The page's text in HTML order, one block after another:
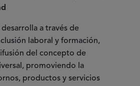
a través de
laboral y formación,
del concepto de
promoviendo la
productos y servicios